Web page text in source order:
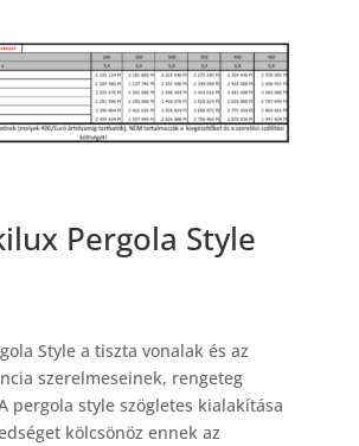
Pergola Style
Style a tiszta vonalak és az
szerelmeseinek, rengeteg
pergola style szögletes kialakítása
kölcsönöz ennek az